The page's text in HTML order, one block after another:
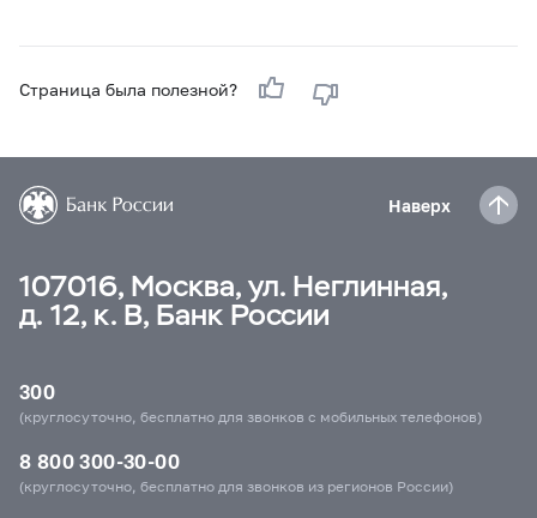
Страница была полезной?
Наверх
107016, Москва, ул. Неглинная,
д. 12, к. В, Банк России
300
(круглосуточно, бесплатно для звонков с мобильных телефонов)
8 800 300-30-00
(круглосуточно, бесплатно для звонков из регионов России)